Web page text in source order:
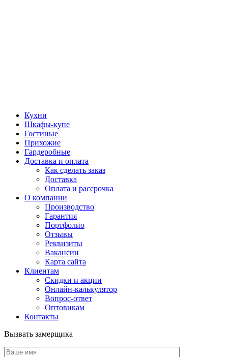
Кухни
Шкафы-купе
Гостиные
Прихожие
Гардеробные
Доставка и оплата
Как сделать заказ
Доставка
Оплата и рассрочка
О компании
Производство
Гарантия
Портфолио
Отзывы
Реквизиты
Вакансии
Карта сайта
Клиентам
Скидки и акции
Онлайн-калькулятор
Вопрос-ответ
Оптовикам
Контакты
Вызвать замерщика